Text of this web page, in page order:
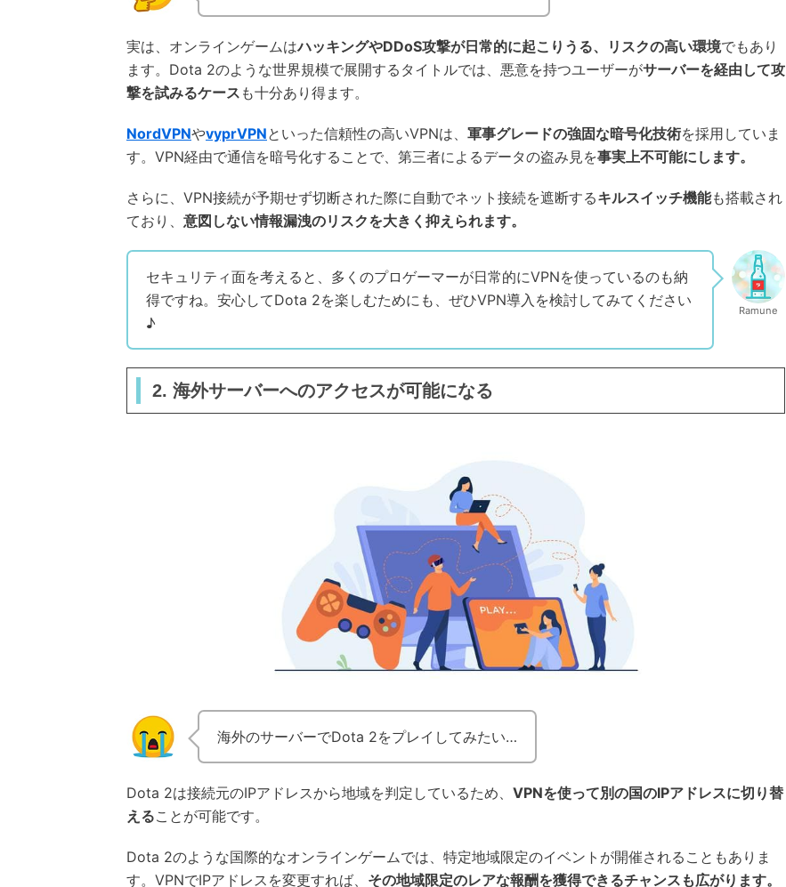
実は、オンラインゲームはハッキングやDDoS攻撃が日常的に起こりうる、リスクの高い環境でもあり
ます。Dota 2のような世界規模で展開するタイトルでは、悪意を持つユーザーがサーバーを経由して攻
撃を試みるケース も十分あり得ます。
NordVPNやvyprVPNといった信頼性の高いVPNは、 軍事グレードの強固な暗号化技術を採用していま
す。VPN経由で通信を暗号化することで、第三者によるデータの盗み見を事実上不可能にします。
さらに、VPN接続が予期せず切断された際に自動でネット接続を遮断するキルスイッチ機能も搭載され
ており、 意図しない情報漏洩のリスクを大きく抑えられます。
セキュリティ面を考えると、多くのプロゲーマーが日常的にVPNを使っているのも納
得ですね。安心してDota 2を楽しむためにも、ぜひVPN導入を検討してみてください
♪
Ramune
2. 海外サーバーへのアクセスが可能になる
海外のサーバーでDota 2をプレイしてみたい…
Dota 2は接続元のIPアドレスから地域を判定しているため、 VPNを使って別の国のIPアドレスに切り替
えることが可能です。
Dota 2のような国際的なオンラインゲームでは、特定地域限定のイベントが開催されることもありま
す。VPNでIPアドレスを変更すれば、 その地域限定のレアな報酬を獲得できるチャンスも広がります。